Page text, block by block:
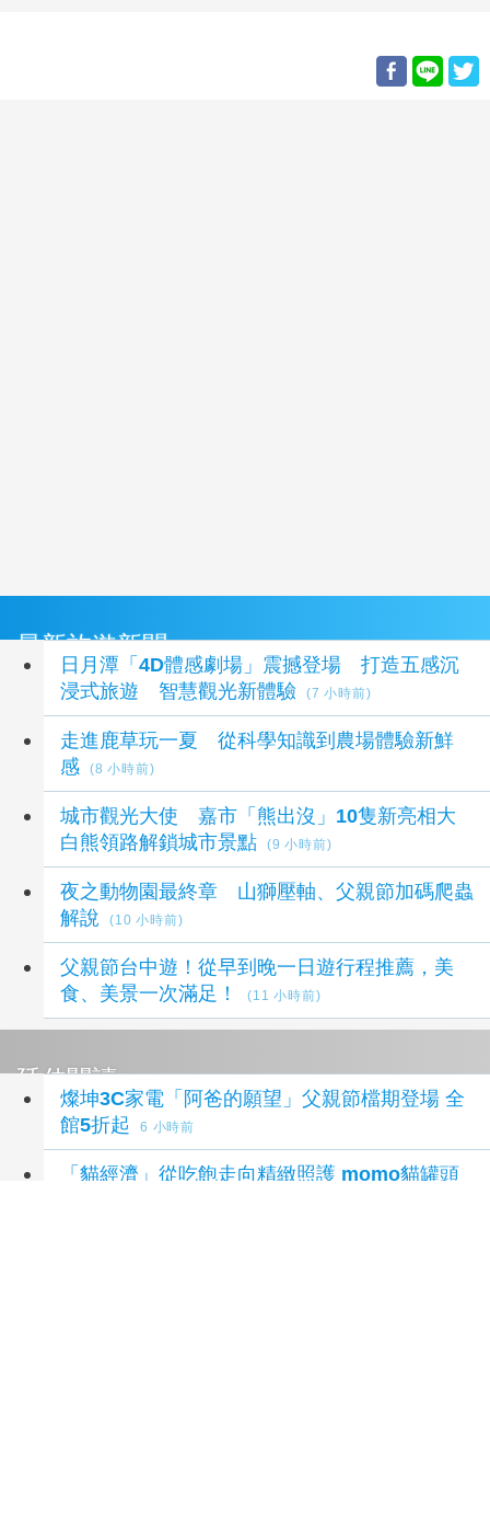
最新旅遊新聞
日月潭「4D體感劇場」震撼登場 打造五感沉
浸式旅遊 智慧觀光新體驗
(7 小時前)
走進鹿草玩一夏 從科學知識到農場體驗新鮮
感
(8 小時前)
城市觀光大使 嘉市「熊出沒」10隻新亮相大
白熊領路解鎖城市景點
(9 小時前)
夜之動物園最終章 山獅壓軸、父親節加碼爬蟲
解說
(10 小時前)
父親節台中遊！從早到晚一日遊行程推薦，美
食、美景一次滿足！
(11 小時前)
延伸閱讀
燦坤3C家電「阿爸的願望」父親節檔期登場 全
館5折起
6 小時前
「貓經濟」從吃飽走向精緻照護 momo貓罐頭